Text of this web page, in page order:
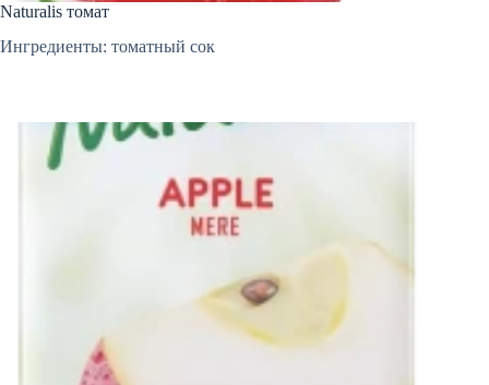
Naturalis томат
Ингредиенты: томатный сок